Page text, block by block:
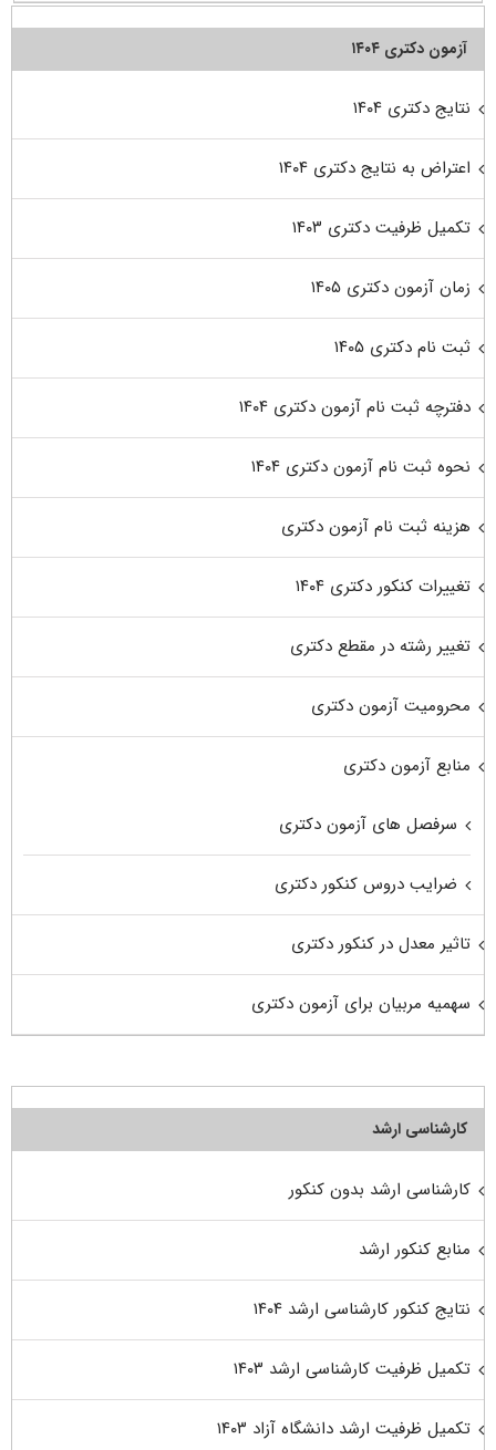
آزمون دکتری ۱۴۰۴
نتایج دکتری ۱۴۰۴
اعتراض به نتایج دکتری ۱۴۰۴
تکمیل ظرفیت دکتری ۱۴۰۳
زمان آزمون دکتری ۱۴۰۵
ثبت نام دکتری ۱۴۰۵
دفترچه ثبت نام آزمون دکتری ۱۴۰۴
نحوه ثبت نام آزمون دکتری ۱۴۰۴
هزینه ثبت نام آزمون دکتری
تغییرات کنکور دکتری ۱۴۰۴
تغییر رشته در مقطع دکتری
محرومیت آزمون دکتری
منابع آزمون دکتری
سرفصل های آزمون دکتری
ضرایب دروس کنکور دکتری
تاثیر معدل در کنکور دکتری
سهمیه مربیان برای آزمون دکتری
کارشناسی ارشد
کارشناسی ارشد بدون کنکور
منابع کنکور ارشد
نتایج کنکور کارشناسی ارشد ۱۴۰۴
تکمیل ظرفیت کارشناسی ارشد ۱۴۰۳
تکمیل ظرفیت ارشد دانشگاه آزاد ۱۴۰۳